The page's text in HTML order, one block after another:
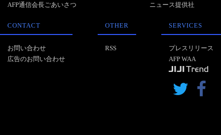
AFP通信会長ごあいさつ
ニュース提供社
CONTACT
お問い合わせ
広告のお問い合わせ
OTHER
RSS
SERVICES
プレスリリース
AFP WAA